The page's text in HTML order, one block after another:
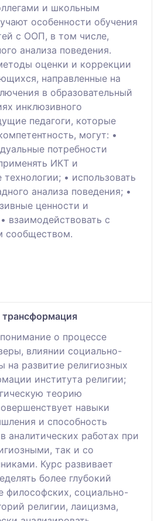
и школьным
особенности обучения
с ООП, в том числе,
анализа поведения.
оценки и коррекции
направленные на
в образовательный
инклюзивного
педагоги, которые
могут: •
потребности
ИКТ и
• использовать
анализа поведения; •
ценности и
взаимодействовать с
сообществом.
трансформация
о процессе
влиянии социально-
на развитие религиозных
института религии;
теорию
навыки
и способность
аналитических работах при
так и со
Курс развивает
более глубокий
философских, социально-
религии, лаицизма,